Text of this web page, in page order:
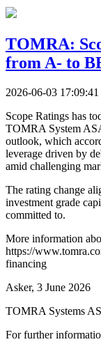
TOMRA:
from A- to
2026-06-03 17:09:41
Scope Ratings has
TOMRA System
outlook, which
leverage driven by
amid challenging
The rating change
investment grade
committed to.
More information
https://
financing
Asker, 3 June 2026
TOMRA Systems
For further